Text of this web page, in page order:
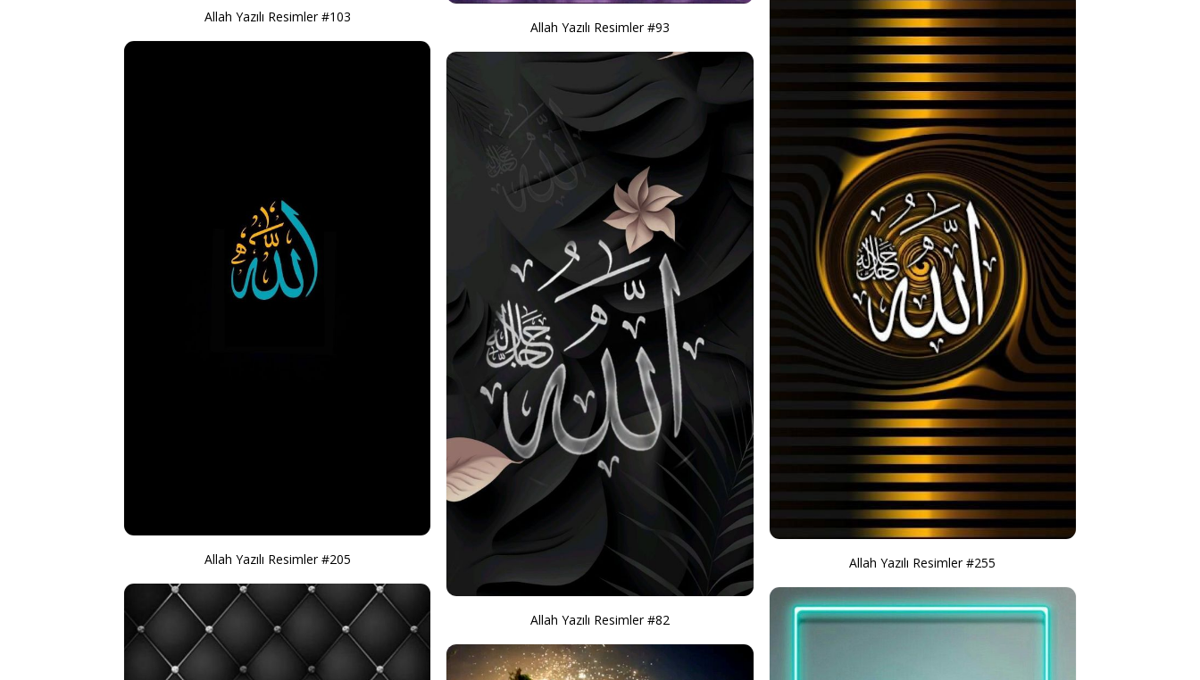
Allah Yazılı Resimler #103
Allah Yazılı Resimler #205
Allah Yazılı Resimler #93
Allah Yazılı Resimler #82
Allah Yazılı Resimler #255